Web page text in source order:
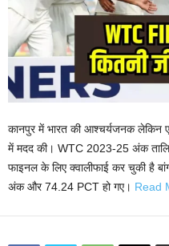
कानपुर में भारत की आश्चर्यजनक लेकिन
में मदद की। WTC 2023-25 ​​अंक
फाइनल के लिए क्वालीफाई कर चुकी है
अंक और 74.24 PCT हो गए। Read